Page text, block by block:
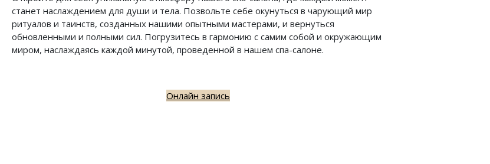
станет наслаждением для души и тела. Позвольте себе окунуться в чарующий мир
ритуалов и таинств, созданных нашими опытными мастерами, и вернуться
обновленными и полными сил. Погрузитесь в гармонию с самим собой и окружающим
миром, наслаждаясь каждой минутой, проведенной в нашем спа-салоне.
Онлайн запись